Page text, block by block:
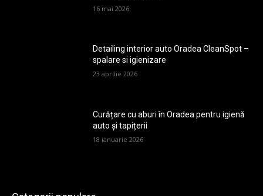
16 mai 2026
Detailing interior auto Oradea CleanSpot –
spalare si igienizare
23 aprilie 2026
Curățare cu aburi în Oradea pentru igienă
auto și tapițerii
18 ianuarie 2026